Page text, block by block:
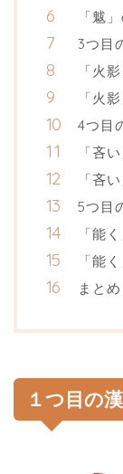
「魃
3つ目
「火
「火
4つ目
「吝
「吝
5つ目
「能
「能
まとめ
１つ目の